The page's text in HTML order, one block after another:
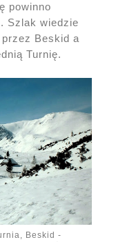
powinno
Szlak wiedzie
Beskid a
Turnię.
Beskid -